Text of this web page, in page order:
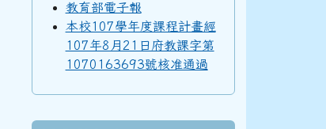
97學年度(98年6月)第39屆教師
教育部電子報
本校107學年度課程計畫經
107年8月21日府教課字第
1070163693號核准通過